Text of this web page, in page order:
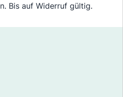
Bis auf Widerruf gültig.